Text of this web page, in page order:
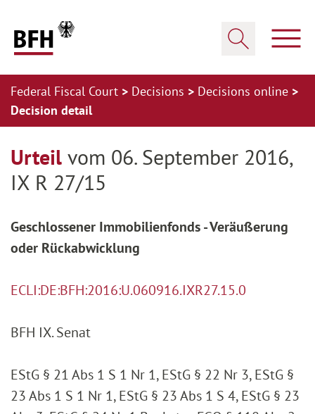
Federal Fiscal Court Decisions
Decisions online
Decision detail
Urteil vom 06. September 2016,
IX R 27/15
Geschlossener Immobilienfonds - Veräußerung
oder Rückabwicklung
ECLI:DE:BFH:2016:U.060916.IXR27.15.0
BFH IX. Senat
EStG § 21 Abs 1 S 1 Nr 1, EStG § 22 Nr 3, EStG §
23 Abs 1 S 1 Nr 1, EStG § 23 Abs 1 S 4, EStG § 23